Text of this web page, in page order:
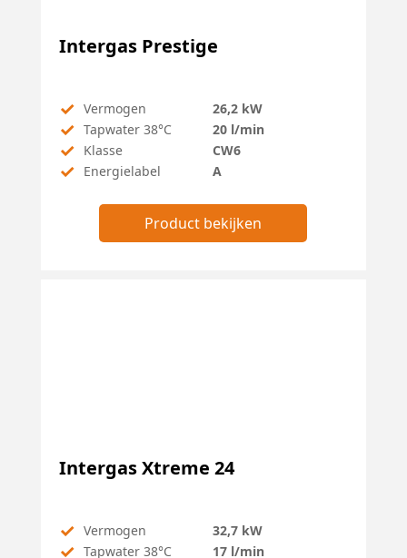
Intergas Prestige
✓
✓
✓
✓
Vermogen
Tapwater 38°C
Klasse
Energielabel
26,2 kW
20 l/min
CW6
A
Product bekijken
Intergas Xtreme 24
✓
✓
Vermogen
Tapwater 38°C
32,7 kW
17 l/min